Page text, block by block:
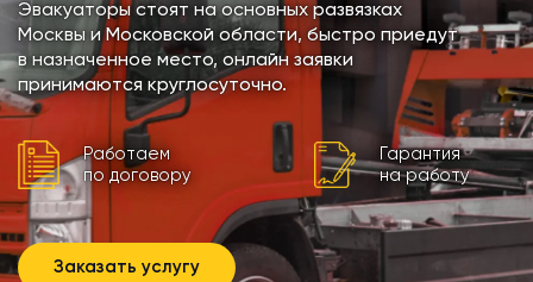
Эвакуаторы стоят на основных развязках
Москвы и Московской области, быстро приедут
в назначенное место, онлайн заявки
принимаются круглосуточно.
Работаем
по договору
Гарантия
на работу
Заказать услугу